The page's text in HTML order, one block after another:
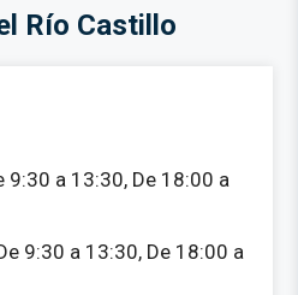
Río Castillo
9:30 a 13:30, De 18:00 a
9:30 a 13:30, De 18:00 a